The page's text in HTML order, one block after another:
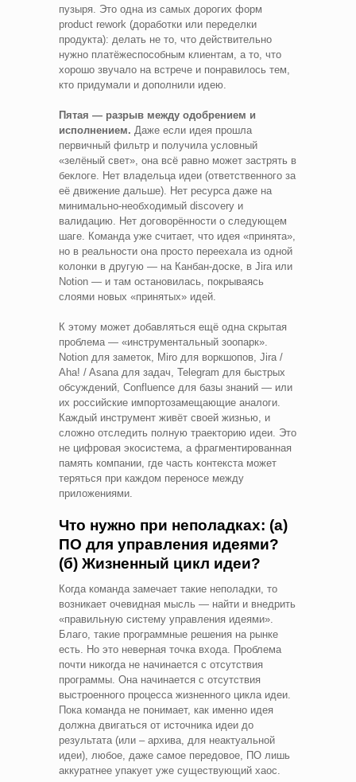
пузыря. Это одна из самых дорогих форм
product rework (доработки или переделки
продукта): делать не то, что действительно
нужно платёжеспособным клиентам, а то, что
хорошо звучало на встрече и понравилось тем,
кто придумали и дополнили идею.
Пятая — разрыв между одобрением и
исполнением. Даже если идея прошла
первичный фильтр и получила условный
«зелёный свет», она всё равно может застрять в
беклоге. Нет владельца идеи (ответственного за
её движение дальше). Нет ресурса даже на
минимально-необходимый discovery и
валидацию. Нет договорённости о следующем
шаге. Команда уже считает, что идея «принята»,
но в реальности она просто переехала из одной
колонки в другую — на Канбан-доске, в Jira или
Notion — и там остановилась, покрываясь
слоями новых «принятых» идей.
К этому может добавляться ещё одна скрытая
проблема — «инструментальный зоопарк».
Notion для заметок, Miro для воркшопов, Jira /
Aha! / Asana для задач, Telegram для быстрых
обсуждений, Confluence для базы знаний — или
их российские импортозамещающие аналоги.
Каждый инструмент живёт своей жизнью, и
сложно отследить полную траекторию идеи. Это
не цифровая экосистема, а фрагментированная
память компании, где часть контекста может
теряться при каждом переносе между
приложениями.
Что нужно при неполадках: (а)
ПО для управления идеями?
(б) Жизненный цикл идеи?
Когда команда замечает такие неполадки, то
возникает очевидная мысль — найти и внедрить
«правильную систему управления идеями».
Благо, такие программные решения на рынке
есть. Но это неверная точка входа. Проблема
почти никогда не начинается с отсутствия
программы. Она начинается с отсутствия
выстроенного процесса жизненного цикла идеи.
Пока команда не понимает, как именно идея
должна двигаться от источника идеи до
результата (или – архива, для неактуальной
идеи), любое, даже самое передовое, ПО лишь
аккуратнее упакует уже существующий хаос.